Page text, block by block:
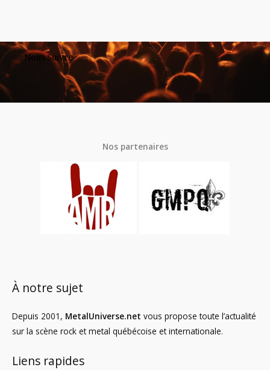
Nous Suivre
Nos partenaires
À notre sujet
Depuis 2001, MetalUniverse.net vous propose toute l’actualité
sur la scène rock et metal québécoise et internationale.
Liens rapides